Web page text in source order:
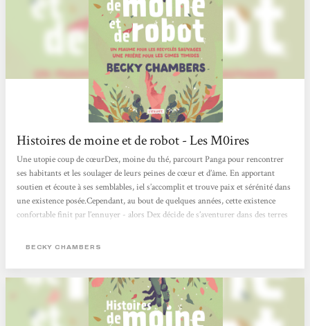
Histoires de moine et de robot - Les M0ires
Une utopie coup de cœurDex, moine du thé, parcourt Panga pour rencontrer
ses habitants et les soulager de leurs peines de cœur et d’âme. En apportant
soutien et écoute à ses semblables, iel s’accomplit et trouve paix et sérénité dans
une existence posée.Cependant, au bout de quelques années, cette existence
confortable finit par l’ennuyer - alors Dex décide de s’aventurer dans des terres
C’est là qu’iel rencontre Omphale - un recyclé sauvage, c’est-à-dire...
BECKY CHAMBERS